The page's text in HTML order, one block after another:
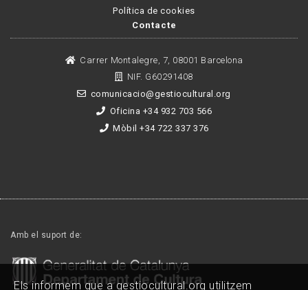
Política de cookies
Contacte
Carrer Montalegre, 7, 08001 Barcelona
NIF. G60291408
comunicacio@gestiocultural.org
Oficina +34 932 703 566
Mòbil +34 722 337 376
Amb el suport de:
Els informem que a gestiocultural.org utilitzem